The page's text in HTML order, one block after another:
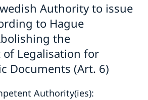
Authority to issue Apostille
Authority to issue
to Hague
the
of Legalisation for
Documents (Art. 6)
Authority(ies):